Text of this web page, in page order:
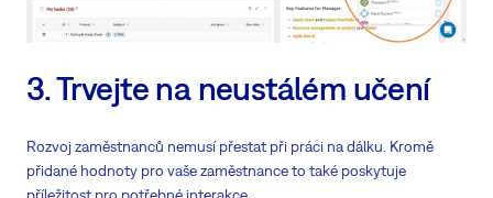
3. Trvejte na neustálém učení
Rozvoj zaměstnanců nemusí přestat při práci na dálku. Kromě
přidané hodnoty pro vaše zaměstnance to také poskytuje